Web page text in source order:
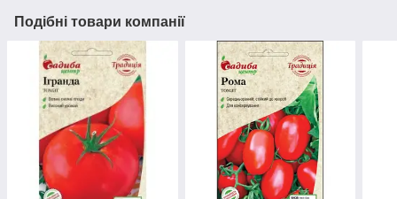
Подібні товари компанії